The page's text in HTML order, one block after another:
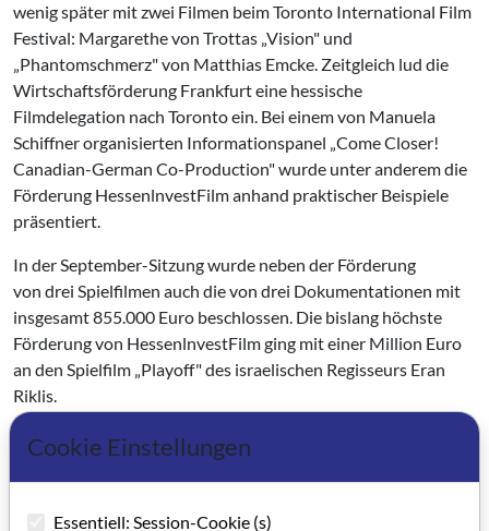
wenig später mit zwei Filmen beim Toronto International Film
Festival: Margarethe von Trottas „Vision" und
„Phantomschmerz" von Matthias Emcke. Zeitgleich lud die
Wirtschaftsförderung Frankfurt eine hessische
Filmdelegation nach Toronto ein. Bei einem von Manuela
Schiffner organisierten Informationspanel „Come Closer!
Canadian-German Co-Production" wurde unter anderem die
Förderung HessenlnvestFilm anhand praktischer Beispiele
präsentiert.
In der September-Sitzung wurde neben der Förderung
von drei Spielfilmen auch die von drei Dokumentationen mit
insgesamt 855.000 Euro beschlossen. Die bislang höchste
Förderung von HessenlnvestFilm ging mit einer Million Euro
an den Spielfilm „Playoff" des israelischen Regisseurs Eran
Riklis.
Auch im Jahr 2010 wird HessenlnvestFilm weiter
Dokumentar und Spielfilme aller Genres in ihrer Finanzierung
Ministerin Eva Kühne-Hörmann, dass von 2010 bis 2013
Cookie Einstellungen
Essentiell: Session-Cookie (s)